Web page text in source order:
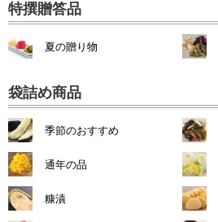
特撰贈答品
夏の贈り物
袋詰め商品
季節のおすすめ
通年の品
糠漬